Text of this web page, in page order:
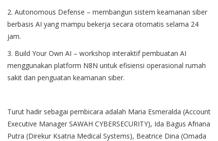
2. Autonomous Defense – membangun sistem keamanan siber
berbasis AI yang mampu bekerja secara otomatis selama 24
jam.
3. Build Your Own AI – workshop interaktif pembuatan AI
menggunakan platform N8N untuk efisiensi operasional rumah
sakit dan penguatan keamanan siber.
Turut hadir sebagai pembicara adalah Maria Esmeralda (Account
Executive Manager SAWAH CYBERSECURITY), Ida Bagus Afriana
Putra (Direkur Ksatria Medical Systems), Beatrice Dina (Omada